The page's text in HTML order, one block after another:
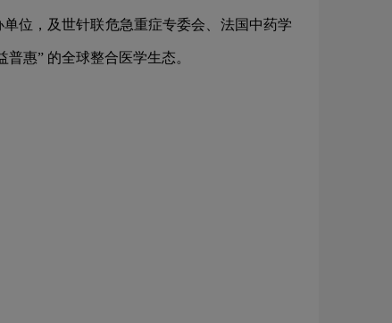
位，及世针联危急重症专委会、法国中药学
惠” 的全球整合医学生态。